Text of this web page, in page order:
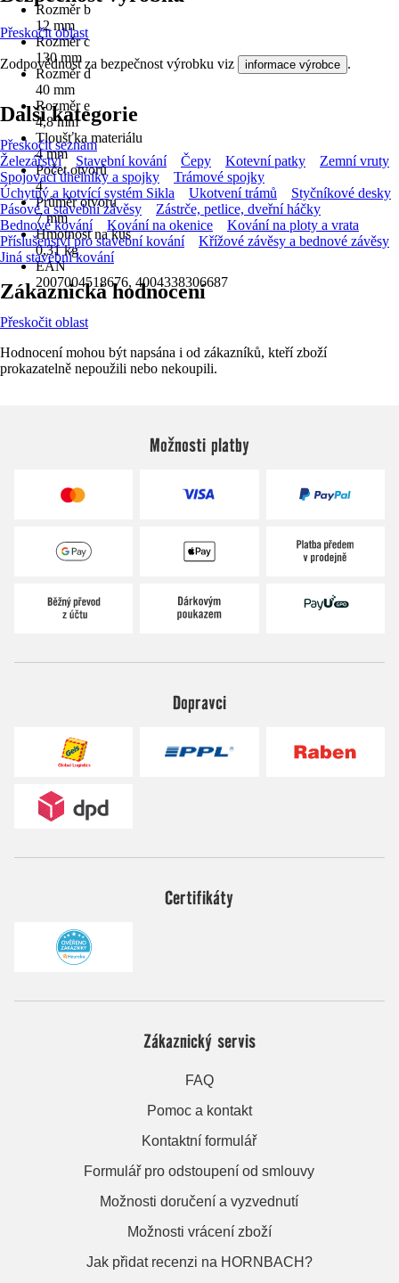
Rozměr b
12 mm
Rozměr c
130 mm
Rozměr d
40 mm
Rozměr e
4,8 mm
Tloušťka materiálu
4 mm
Počet otvorů
4
Průměr otvoru
7 mm
Hmotnost na kus
0,31 kg
EAN
2007004518676, 4004338306687
Přeskočit oblast
Zodpovědnost za bezpečnost výrobku viz informace výrobce .
Další kategorie
Přeskočit seznam
Železářství
Stavební kování Čepy Kotevní patky
Zemní vruty
Spojovací úhelníky a spojky
Trámové spojky
Úchytný a kotvící systém Sikla
Ukotvení trámů
Styčníkové desky
Pásové a stavební závěsy
Zástrče, petlice, dveřní háčky
Bednové kování
Kování na okenice
Kování na ploty a vrata
Příslušenství pro stavební kování
Křížové závěsy a bednové závěsy
Jiná stavební kování
Zákaznická hodnocení
Přeskočit oblast
Hodnocení mohou být napsána i od zákazníků, kteří zboží
prokazatelně nepoužili nebo nekoupili.
Možnosti platby
Dopravci
Certifikáty
Zákaznický servis
FAQ
Pomoc a kontakt
Kontaktní formulář
Formulář pro odstoupení od smlouvy
Možnosti doručení a vyzvednutí
Možnosti vrácení zboží
Jak přidat recenzi na HORNBACH?